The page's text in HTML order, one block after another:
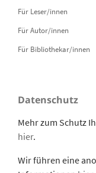
Für Leser/innen
Für Autor/innen
Für Bibliothekar/innen
Datenschutz
Mehr zum Schutz
hier.
Wir führen eine